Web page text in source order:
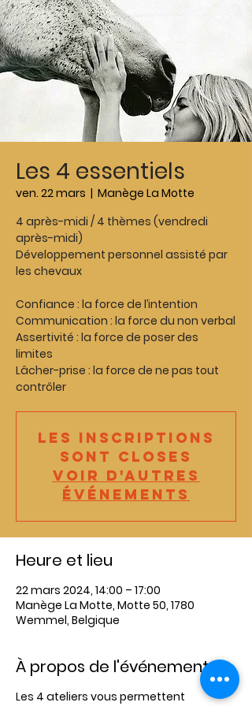
Les 4 essentiels
ven. 22 mars
  |
Manège La Motte
4 après-midi / 4 thèmes (vendredi
après-midi)
Développement personnel assisté par
les chevaux
Confiance : la force de l’intention
Communication : la force du non verbal
Assertivité : la force de poser des
limites
Lâcher-prise : la force de ne pas tout
contrôler
Les inscriptions
sont closes
Voir d'autres
événements
Heure et lieu
22 mars 2024, 14:00 – 17:00
Manège La Motte, Motte 50, 1780
Wemmel, Belgique
À propos de l'événement
Les 4 ateliers vous permettent